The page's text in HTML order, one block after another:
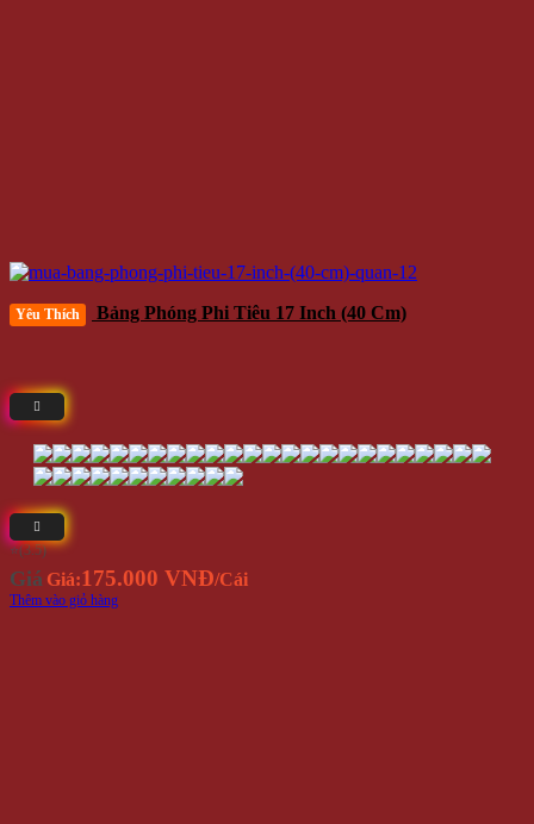
Yêu Thích Bảng Phóng Phi Tiêu 17 Inch (40 Cm)
⭐(3.5)
Giá Giá:175.000 VNĐ/Cái
Thêm vào giỏ hàng